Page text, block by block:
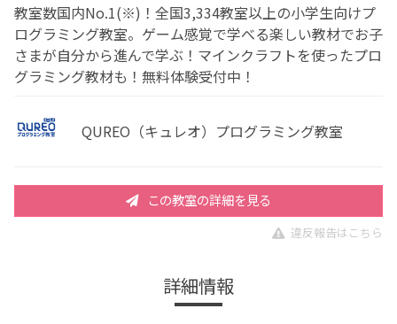
教室数国内No.1(※)！全国3,334教室以上の小学生向けプ
ログラミング教室。ゲーム感覚で学べる楽しい教材でお子
さまが自分から進んで学ぶ！マインクラフトを使ったプロ
グラミング教材も！無料体験受付中！
QUREO（キュレオ）プログラミング教室
この教室の詳細を見る
違反報告はこちら
詳細情報